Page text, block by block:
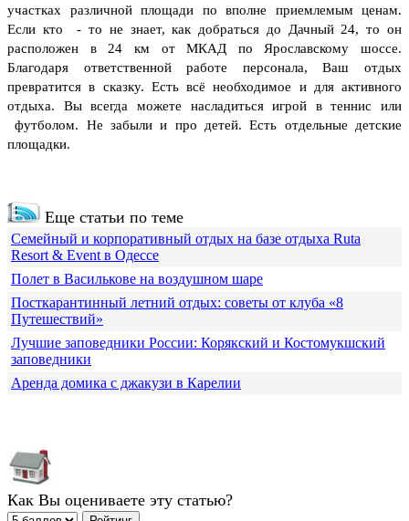
участках различной площади по вполне приемлемым ценам.
Если кто - то не знает, как добраться до Дачный 24, то он
расположен в 24 км от МКАД по Ярославскому шоссе.
Благодаря ответственной работе персонала, Ваш отдых
превратится в сказку. Есть всё необходимое и для активного
отдыха. Вы всегда можете насладиться игрой в теннис или
футболом. Не забыли и про детей. Есть отдельные детские
площадки.
Еще статьи по теме
Семейный и корпоративный отдых на базе отдыха Ruta
Resort & Event в Одессе
Полет в Василькове на воздушном шаре
Посткарантинный летний отдых: советы от клуба «8
Путешествий»
Лучшие заповедники России: Корякский и Костомукшский
заповедники
Аренда домика с джакузи в Карелии
Как Вы оцениваете эту статью?